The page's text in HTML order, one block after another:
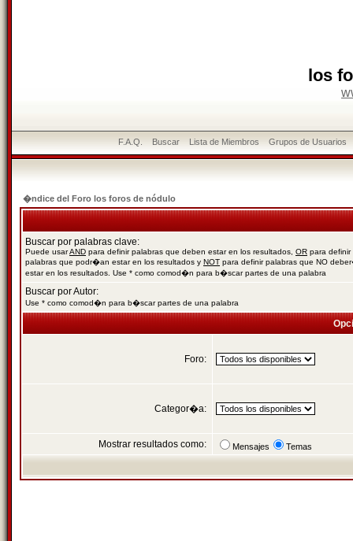
los
F.A.Q. Buscar Lista de Miembros Grupos de Usuarios
�ndice del Foro los foros de nódulo
Buscar por palabras clave:
Puede usarAND para definir palabras que deben estar en los resultados, OR para definir
palabras que podr�an estar en los resultados y NOT para definir palabras que NO
estar en los resultados. Use * como comod�n para b�scar partes de una palabra
Buscar por Autor:
Use * como comod�n para b�scar partes de una palabra
Foro:
Categor�a:
Mostrar resultados como: Mensajes Temas